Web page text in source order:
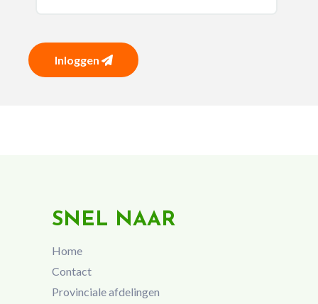
Inloggen
SNEL NAAR
Home
Contact
Provinciale afdelingen